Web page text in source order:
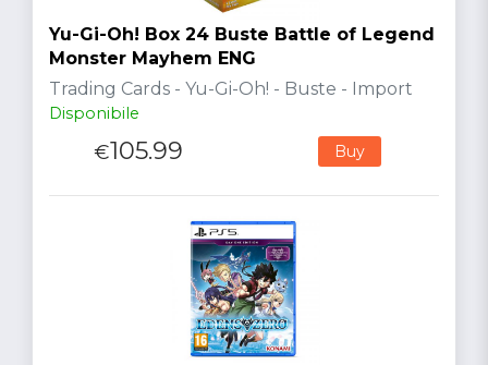
Yu-Gi-Oh! Box 24 Buste Battle of Legend
Monster Mayhem ENG
Trading Cards - Yu-Gi-Oh! - Buste - Import
Disponibile
€105.99 Buy